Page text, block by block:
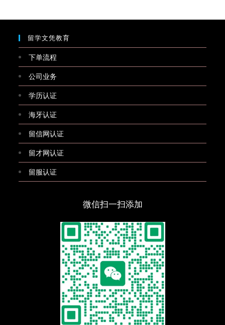
留学文凭教育
下单流程
公司业务
学历认证
海牙认证
留信网认证
留才网认证
留服认证
微信扫一扫添加